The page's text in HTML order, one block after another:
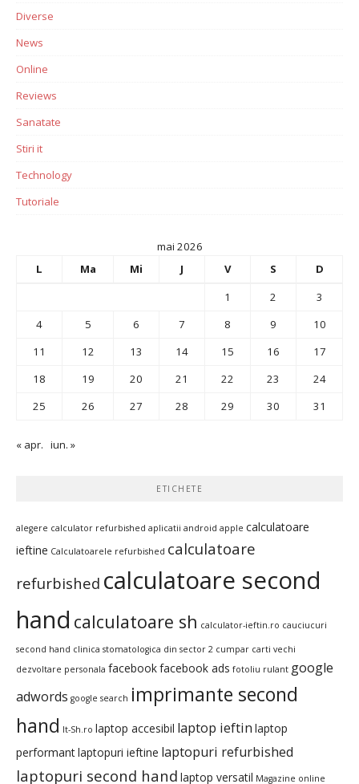
Diverse
News
Online
Reviews
Sanatate
Stiri it
Technology
Tutoriale
mai 2026
L
Ma Mi J V S
D
1
2
3
4
5 6 7 8 9
10
11
12 13 14 15 16
17
18
19 20 21 22 23
24
25
26 27 28 29 30 31
« apr. iun. »
ETICHETE
alegere calculator refurbished aplicatii android apple calculatoare
ieftine Calculatoarele refurbished calculatoare
refurbished calculatoare second
hand calculatoare sh calculator-ieftin.ro cauciucuri
second hand clinica stomatologica din sector 2 cumpar carti vechi
dezvoltare personala facebookfacebook ads fotoliu rulant google
adwords google search imprimante second
hand It-Sh.ro laptop accesibil laptop ieftin laptop
performantlaptopuri ieftine laptopuri refurbished
laptopuri second hand laptop versatil Magazine online